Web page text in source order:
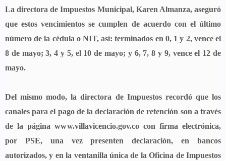
La directora de Impuestos Municipal, Karen Almanza, aseguró
que estos vencimientos se cumplen de acuerdo con el último
número de la cédula o NIT, así: terminados en 0, 1 y 2, vence el
8 de mayo; 3, 4 y 5, el 10 de mayo; y 6, 7, 8 y 9, vence el 12 de
mayo.
Del mismo modo, la directora de Impuestos recordó que los
canales para el pago de la declaración de retención son a través
de la página www.villavicencio.gov.co con firma electrónica,
por PSE, una vez presenten declaración, en bancos
autorizados, y en la ventanilla única de la Oficina de Impuestos